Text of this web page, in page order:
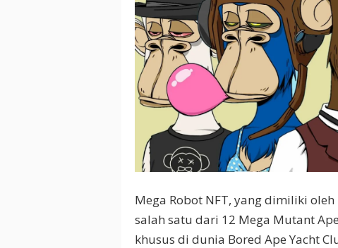
Mega Robot NFT, yang dimiliki
salah satu dari 12 Mega Mutant
khusus di dunia Bored Ape Yacht